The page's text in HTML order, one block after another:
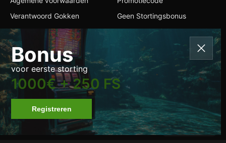
Bonus
voor eerste storting
1000€ + 250 FS
Registreren
Verantwoord Gokken
Geen Stortingsbonus
Contacten
+599 9 2228304
info@jumbabets.com
Taal wisselen
All Rights Reserved.